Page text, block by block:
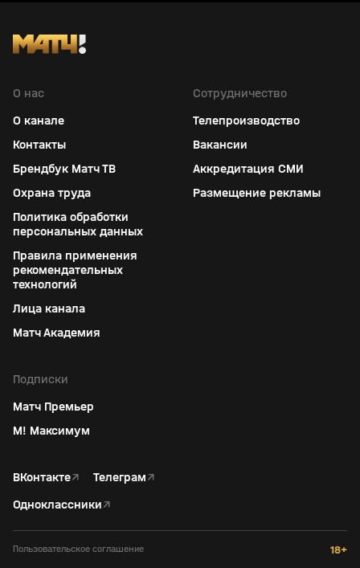
О нас
О канале
Контакты
Брендбук Матч ТВ
Охрана труда
Политика обработки
персональных данных
Правила применения
рекомендательных
технологий
Лица канала
Матч Академия
Сотрудничество
Телепроизводство
Вакансии
Аккредитация СМИ
Размещение рекламы
Подписки
Матч Премьер
М! Максимум
ВКонтакте↗ Телеграм↗
Одноклассники↗
Пользовательское соглашение 18+